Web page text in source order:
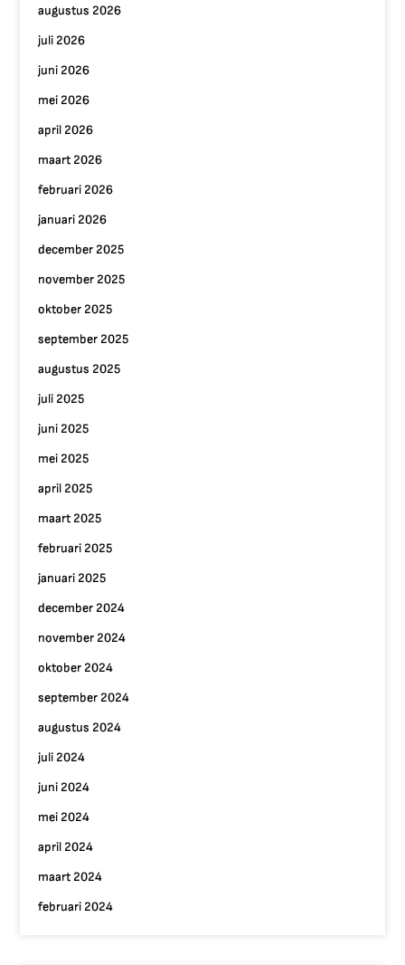
augustus 2026
juli 2026
juni 2026
mei 2026
april 2026
maart 2026
februari 2026
januari 2026
december 2025
november 2025
oktober 2025
september 2025
augustus 2025
juli 2025
juni 2025
mei 2025
april 2025
maart 2025
februari 2025
januari 2025
december 2024
november 2024
oktober 2024
september 2024
augustus 2024
juli 2024
juni 2024
mei 2024
april 2024
maart 2024
februari 2024